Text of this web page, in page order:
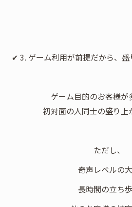
✔ 3. ゲーム利用が前提だから、
ゲーム目的のお客様が
初対面の人同士の盛り上
ただし、
奇声レベルの
長時間の立ち